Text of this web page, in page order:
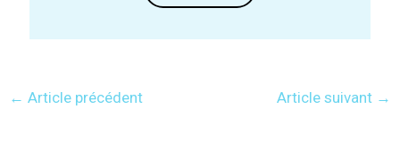
← Article précédent Article suivant →